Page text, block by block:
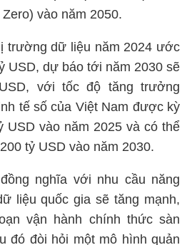
vào năm 2050.
trường dữ liệu năm 2024 ước
USD, dự báo tới năm 2030 sẽ
với tốc độ tăng trưởng
tế số của Việt Nam được kỳ
USD vào năm 2025 và có thể
tỷ USD vào năm 2030.
nghĩa với nhu cầu năng
liệu quốc gia sẽ tăng mạnh,
vận hành chính thức sàn
đó đòi hỏi một mô hình quản